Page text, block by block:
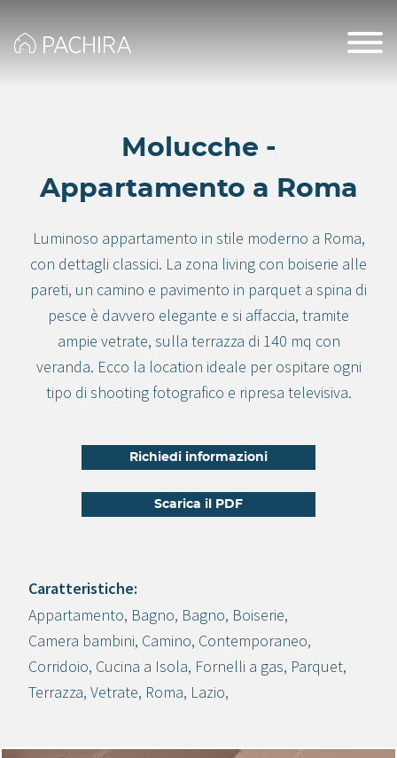
Molucche -
Appartamento a Roma
Luminoso appartamento in stile moderno a Roma,
con dettagli classici. La zona living con boiserie alle
pareti, un camino e pavimento in parquet a spina di
pesce è davvero elegante e si affaccia, tramite
ampie vetrate, sulla terrazza di 140 mq con
veranda. Ecco la location ideale per ospitare ogni
tipo di shooting fotografico e ripresa televisiva.
Richiedi informazioni
Scarica il PDF
Crea progetto
Caratteristiche:
Appartamento, Bagno, Bagno, Boiserie,
Camera bambini, Camino, Contemporaneo,
Corridoio, Cucina a Isola, Fornelli a gas, Parquet,
Terrazza, Vetrate, Roma, Lazio,